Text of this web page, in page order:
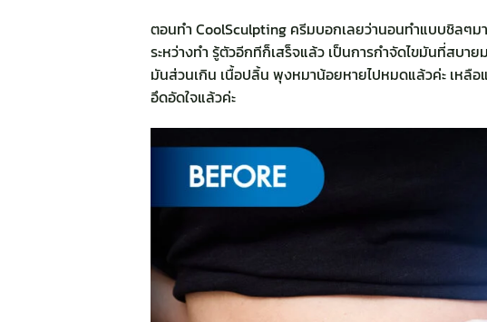
ตอนทำ CoolSculpting ครีมบอกเลยว่านอนทำแบบชิลๆม
ระหว่างทำ รู้ตัวอีกทีก็เสร็จแล้ว เป็นการกำจัดไขมันที่สบ
มันส่วนเกิน เนื้อปลิ้น พุงหมาน้อยหายไปหมดแล้วค่ะ เหลื
อึดอัดใจแล้วค่ะ